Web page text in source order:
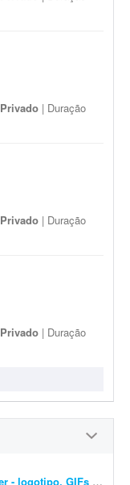
Privado | Duração
Privado | Duração
Privado | Duração
Materiais de divulgação para marca gamer - logotipo, GIFs e banners